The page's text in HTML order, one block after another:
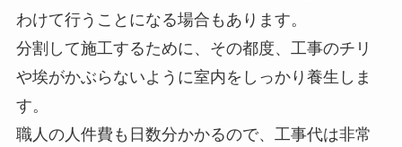
わけて行うことになる場合もあります。
分割して施工するために、その都度、工事のチリ
や埃がかぶらないように室内をしっかり養生しま
す。
職人の人件費も日数分かかるので、工事代は非常